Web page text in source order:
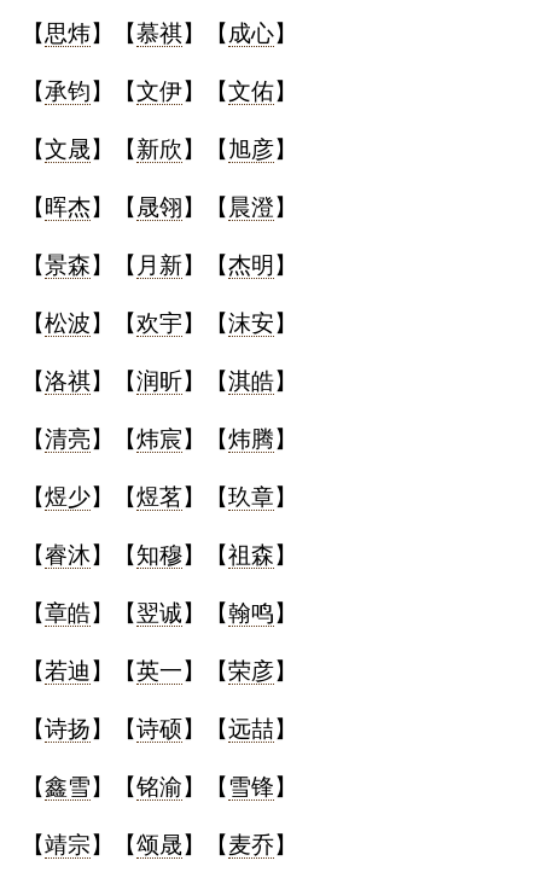
【思炜】【慕祺】【 成心】
【承钧】【文伊】【文佑】
【文晟】【新欣】【旭彦】
【 晖杰】【 晟翎】【 晨澄】
【景森】【 月新】【杰明 】
【松波】【欢宇】【沫安】
【洛祺】【润昕】【淇皓】
【清亮】【炜宸】【炜腾】
【煜少】【煜茗】【玖章】
【睿沐】【知穆】【祖森】
【章皓】【翌诚】【翰鸣】
【若迪 】【英一】【荣彦】
【诗扬】【诗硕 】【远喆】
【鑫雪】【铭渝】【 雪锋】
【靖宗】【颂晟】【麦乔】